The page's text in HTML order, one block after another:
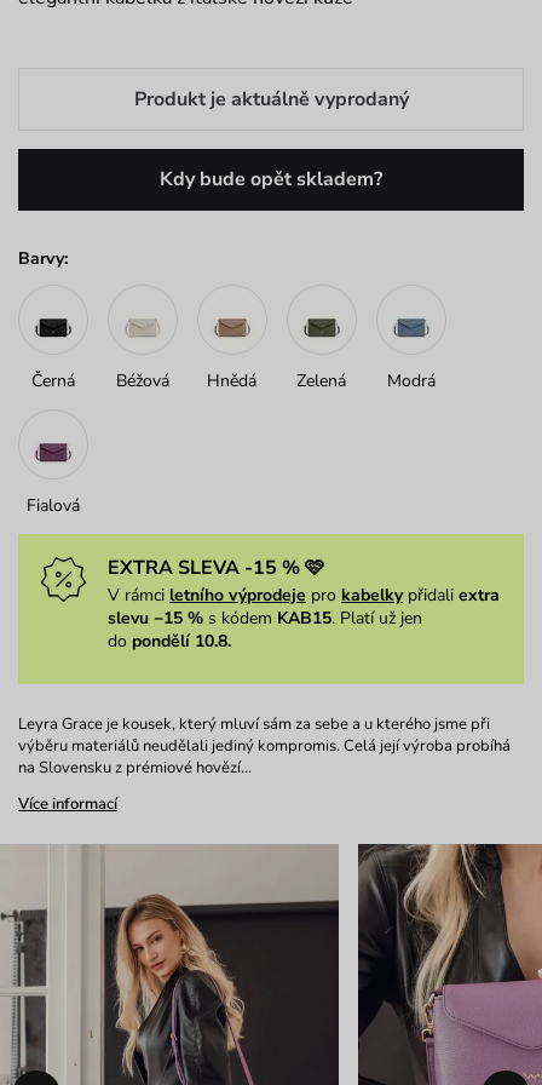
Produkt je aktuálně vyprodaný
Kdy bude opět skladem?
Barvy:
Černá Béžová Hnědá Zelená Modrá
Fialová
EXTRA SLEVA -15 % 🩷
V rámci letního výprodeje pro kabelkypřidali extra
slevu −15 % s kódem KAB15. Platí už jen
do pondělí 10.8.
Leyra Grace je kousek, který mluví sám za sebe a u kterého jsme při
výběru materiálů neudělali jediný kompromis. Celá její výroba probíhá
na Slovensku z prémiové hovězí…
Více informací